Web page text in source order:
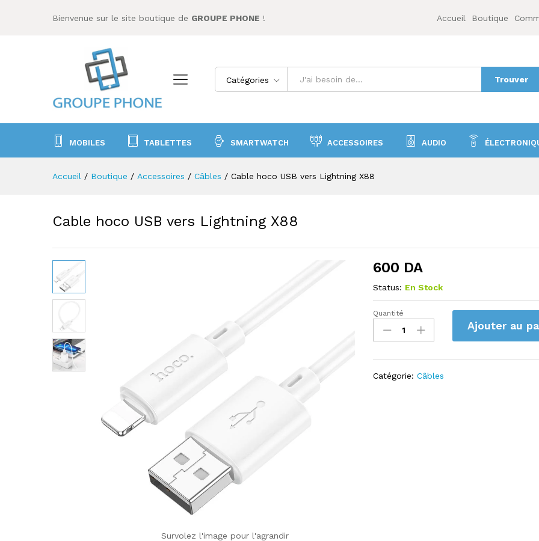
Bienvenue sur le site boutique de GROUPE PHONE ! Accueil Boutique
Catégories Trouver
MOBILES TABLETTES SMARTWATCH ACCESSOIRES AUDIO
Accueil / Boutique / Accessoires / Câbles / Cable hoco USB vers Lightning X88
Cable hoco USB vers Lightning X88
Survolez l'image pour l'agrandir
600 DA
Status: En Stock
Cable
hoco
USB
X88
Quantité
Ajouter au
Catégorie:Câbles
Description